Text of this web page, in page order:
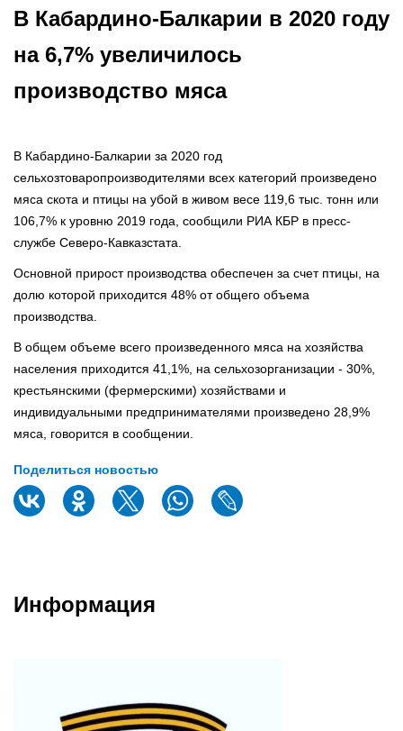
В Кабардино-Балкарии в 2020 году
на 6,7% увеличилось
производство мяса
В Кабардино-Балкарии за 2020 год
сельхозтоваропроизводителями всех категорий произведено
мяса скота и птицы на убой в живом весе 119,6 тыс. тонн или
106,7% к уровню 2019 года, сообщили РИА КБР в пресс-
службе Северо-Кавказстата.⠀
Основной прирост производства обеспечен за счет птицы, на
долю которой приходится 48% от общего объема
производства.⠀
В общем объеме всего произведенного мяса на хозяйства
населения приходится 41,1%, на сельхозорганизации - 30%,
крестьянскими (фермерскими) хозяйствами и
индивидуальными предпринимателями произведено 28,9%
мяса, говорится в сообщении.
Поделиться новостью
Информация